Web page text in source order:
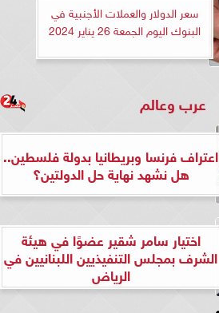
سعر الدولار والعملات الأجنبية في
البنوك اليوم الجمعة 26 يناير 2024
عرب وعالم
اعتراف فرنسا وبريطانيا بدولة فلسطين..
هل نشهد نهاية حل الدولتين؟
اختيار سامر شقير عضوًا في هيئة
الشرف بمجلس التنفيذيين اللبنانيين في
الرياض